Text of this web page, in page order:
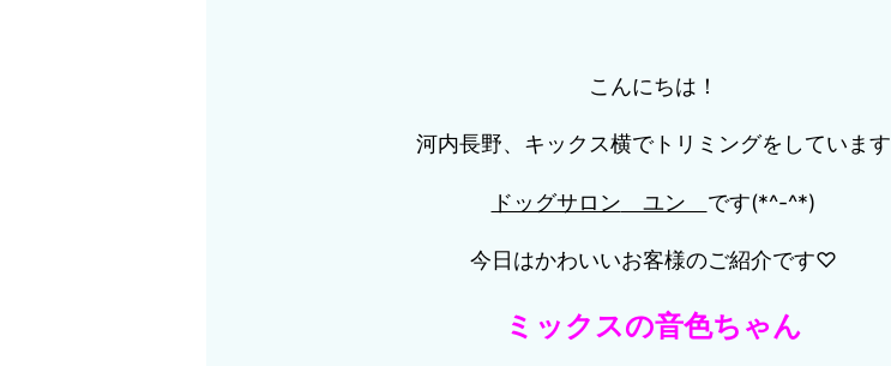
こんにちは！
河内長野、キックス横でトリミングをしています
ドッグサロン ユン です(*^-^*)
今日はかわいいお客様のご紹介です♡
ミックスの音色ちゃん